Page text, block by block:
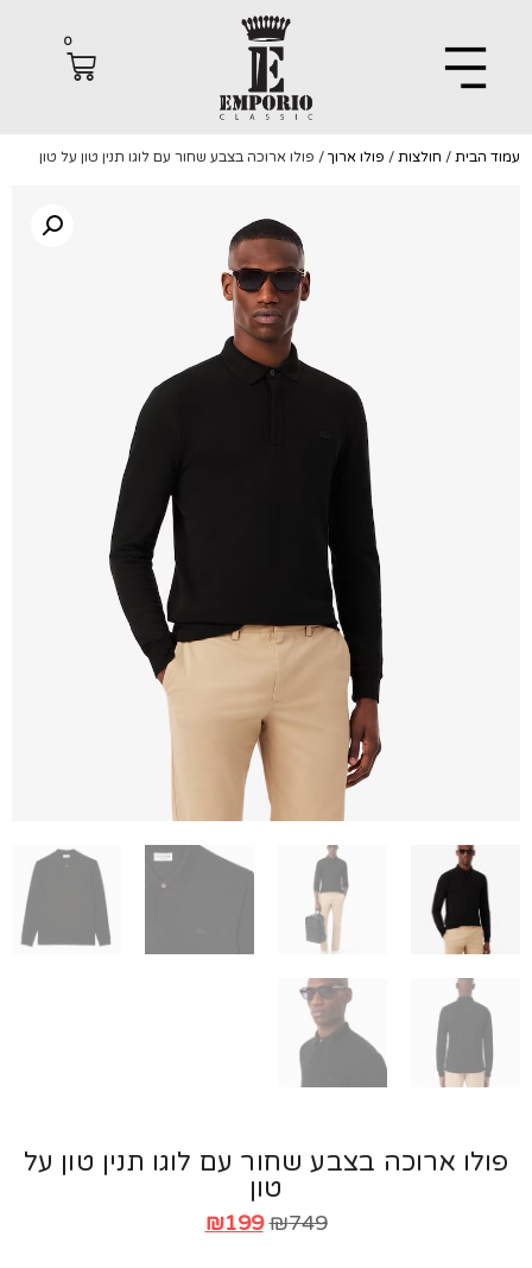
הבית/חולצות /פולו ארוך/ פולו ארוכה בצבע שחור עם לוגו תנין טון על טון
ארוכה בצבע שחור עם לוגו תנין טון על
₪
₪199